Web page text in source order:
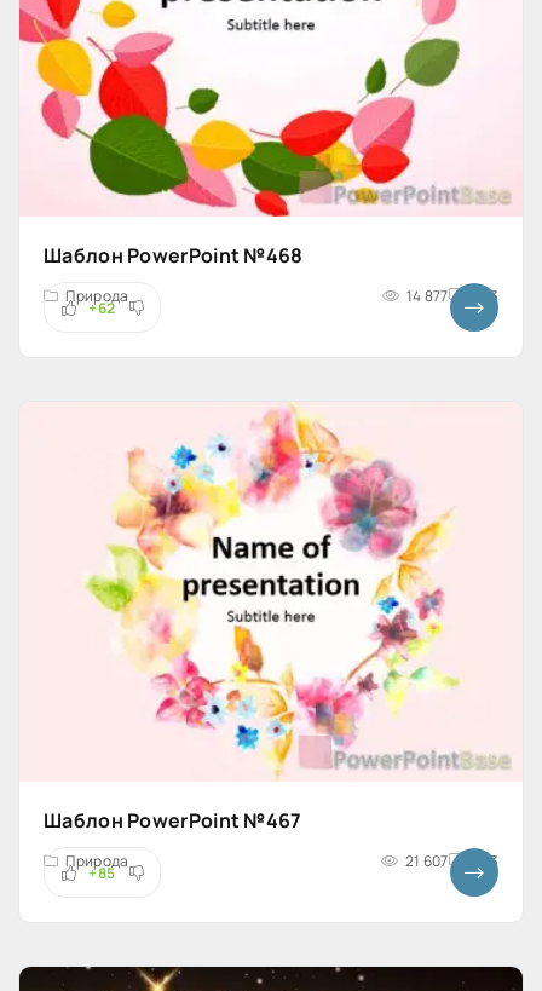
Шаблон PowerPoint №468
Природа 14 877 4x3
+62
Шаблон PowerPoint №467
Природа 21 607 4x3
+85